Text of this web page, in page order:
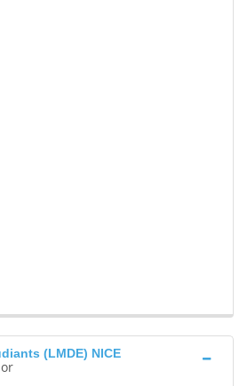
(LMDE) NICE